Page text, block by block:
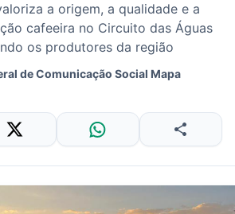
a origem, a qualidade e a
cafeeira no Circuito das Águas
os produtores da região
de Comunicação Social Mapa